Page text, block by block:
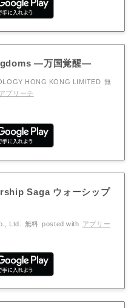
―万国覚醒―
HONG KONG LIMITED 無
アプリーチ
Saga ウォーシップ
Ltd. 無料 posted with アプリー